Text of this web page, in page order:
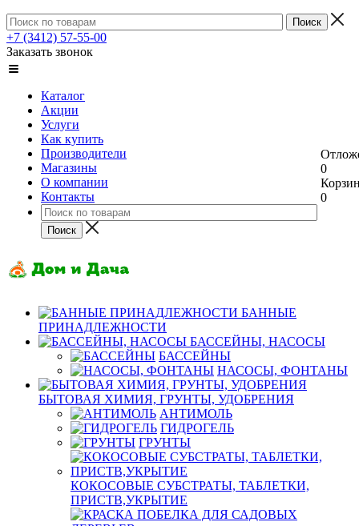
+7 (3412) 57-55-00
Заказать звонок
Каталог
Акции
Услуги
Как купить
Производители
Магазины
О компании
Контакты
0
0
БАННЫЕ
ПРИНАДЛЕЖНОСТИ
БАССЕЙНЫ, НАСОСЫ
БАССЕЙНЫ
НАСОСЫ, ФОНТАНЫ
БЫТОВАЯ ХИМИЯ, ГРУНТЫ, УДОБРЕНИЯ
АНТИМОЛЬ
ГИДРОГЕЛЬ
ГРУНТЫ
КОКОСОВЫЕ СУБСТРАТЫ, ТАБЛЕТКИ,
ПРИСТВ,УКРЫТИЕ